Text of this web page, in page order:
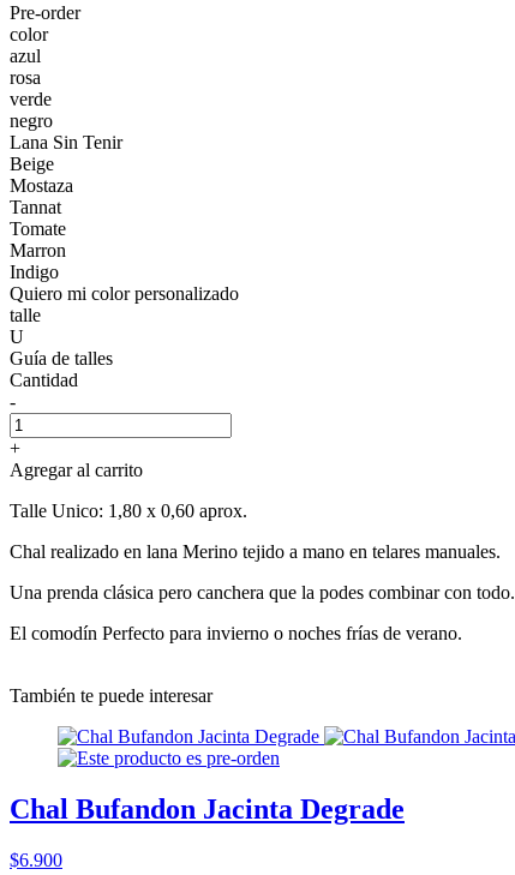
Pre-order
color
azul
rosa
verde
negro
Lana Sin Tenir
Beige
Mostaza
Tannat
Tomate
Marron
Indigo
Quiero mi color personalizado
talle
U
Guía de talles
Cantidad
-
+
Agregar al carrito
Talle Unico: 1,80 x 0,60 aprox.
Chal realizado en lana Merino tejido a mano en telares manuales.
Una prenda clásica pero canchera que la podes combinar con todo.
El comodín Perfecto para invierno o noches frías de verano.
También te puede interesar
Chal Bufandon Jacinta Degrade
$6.900